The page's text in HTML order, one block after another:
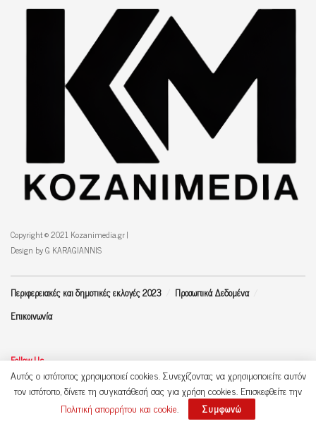
Copyright © 2021 Kozanimedia.gr |
Design by G KARAGIANNIS
Περιφερειακές και δημοτικές εκλογές 2023
Προσωπικά Δεδομένα
Επικοινωνία
Follow Us
Αυτός ο ιστότοπος χρησιμοποιεί cookies. Συνεχίζοντας να χρησιμοποιείτε αυτόν
τον ιστότοπο, δίνετε τη συγκατάθεσή σας για χρήση cookies. Επισκεφθείτε την
Πολιτική απορρήτου και cookie. Συμφωνώ